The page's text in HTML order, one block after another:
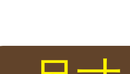
店。 代理日本 Eagle、
多層防火櫃體設計 硬度高 防火穩